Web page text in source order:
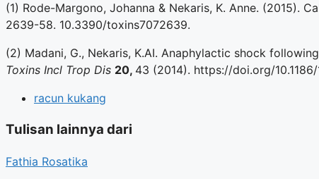
(1) Rode-Margono, Johanna & Nekaris, K. Anne. (2015).
2639-58. 10.3390/toxins7072639.
(2) Madani, G., Nekaris, K.AI. Anaphylactic shock
Toxins Incl Trop Dis 20, 43 (2014). https://doi.org/
racun kukang
Tulisan lainnya dari
Fathia Rosatika